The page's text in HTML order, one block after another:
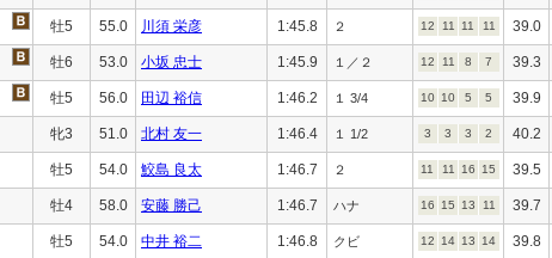
牡5 55.0 川須 栄彦 1:45.8 ２ 12 11 11 11 39.0
牡6 53.0 小坂 忠士 1:45.9 １／２ 12 11 8 7 39.3
牡5 56.0 田辺 裕信 1:46.2 １ 3/4 10 10 5 5 39.9
牝3 51.0 北村 友一 1:46.4 １ 1/2 3 3 3 2 40.2
牡5 54.0 鮫島 良太 1:46.7 ２ 11 11 16 15 39.5
牡4 58.0 安藤 勝己 1:46.7 ハナ 16 15 13 11 39.7
牡5 54.0 中井 裕二 1:46.8 クビ 12 14 13 14 39.8